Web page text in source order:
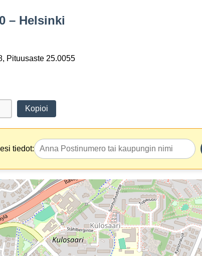
– Helsinki
Pituusaste 25.0055
Kopioi
tiedot: